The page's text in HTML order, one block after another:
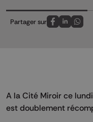
Partager sur
Partagez sur
Partagez
A la Cité Miroir ce
est doublement